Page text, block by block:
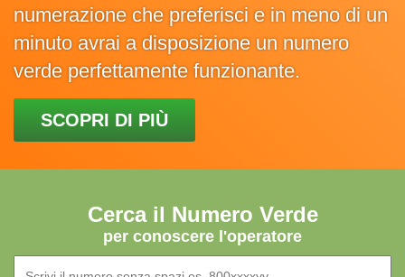
numerazione che preferisci e in meno di un
minuto avrai a disposizione un numero
verde perfettamente funzionante.
SCOPRI DI PIÙ
Cerca il Numero Verde
per conoscere l'operatore